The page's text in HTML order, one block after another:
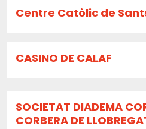
Centre Catòlic de
CASINO DE CALAF
SOCIETAT DIADEMA
CORBERA DE